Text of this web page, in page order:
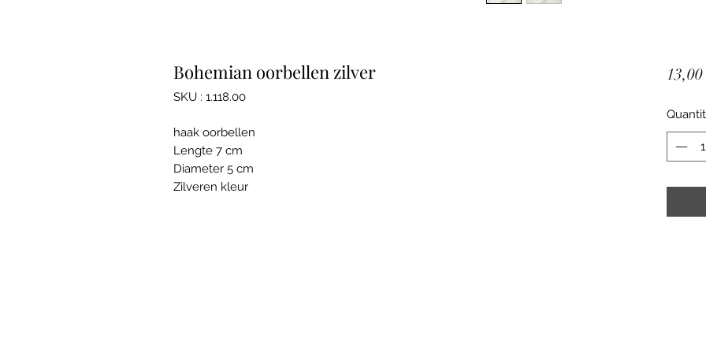
Bohemian oorbellen zilver
SKU : 1.118.00
haak oorbellen
Lengte 7 cm
Diameter 5 cm
Zilveren kleur